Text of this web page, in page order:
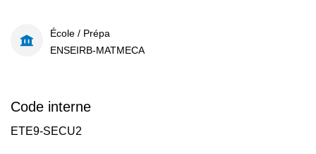
École / Prépa
ENSEIRB-MATMECA
Code interne
ETE9-SECU2